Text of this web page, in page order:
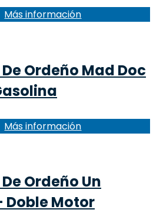
Más información
Ordeño Mad Doc
Más información
Ordeño Un
Doble Motor